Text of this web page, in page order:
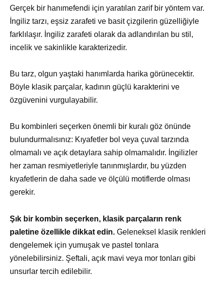
Gerçek bir hanımefendi için yaratılan zarif bir yöntem var.
İngiliz tarzı, eşsiz zarafeti ve basit çizgilerin güzelliğiyle
farklılaşır. İngiliz zarafeti olarak da adlandırılan bu stil,
incelik ve sakinlikle karakterizedir.
Bu tarz, olgun yaştaki hanımlarda harika görünecektir.
Böyle klasik parçalar, kadının güçlü karakterini ve
özgüvenini vurgulayabilir.
Bu kombinleri seçerken önemli bir kuralı göz önünde
bulundurmalısınız: Kıyafetler bol veya çuval tarzında
olmamalı ve açık detaylara sahip olmamalıdır. İngilizler
her zaman resmiyetleriyle tanınmışlardır, bu yüzden
kıyafetlerin de daha sade ve ölçülü motiflerde olması
gerekir.
Şık bir kombin seçerken, klasik parçaların renk
paletine özellikle dikkat edin. Geleneksel klasik renkleri
dengelemek için yumuşak ve pastel tonlara
yönelebilirsiniz. Şeftali, açık mavi veya mor tonları gibi
unsurlar tercih edilebilir.